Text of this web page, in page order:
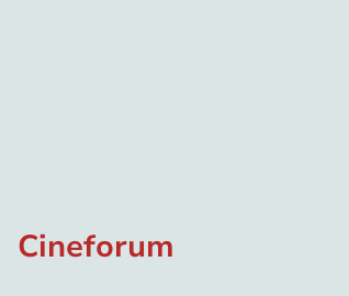
Cineforum